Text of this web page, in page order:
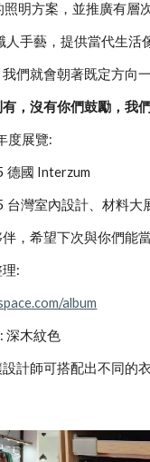
照明方案，並推廣有層
人手藝，提供當代生活
們就會朝著既定方向
，沒有你們鼓勵，我
度展覽:
德國 Interzum
台灣室內設計、材料大
，希望下次與你們能
:
album
深木紋色
計師可搭配出不同的